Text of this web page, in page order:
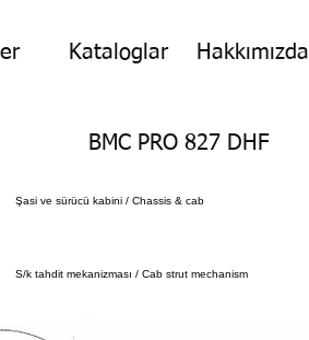
Kataloglar Hakkımızda
BMC PRO 827 DHF
:
Şasi ve sürücü kabini / Chassis & cab
S/k tahdit mekanizması / Cab strut mechanism